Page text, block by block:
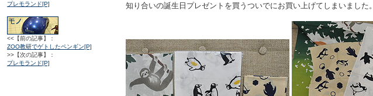
知り合いの誕生日プレゼントを買うついでにお買い上げてしまいました。
プレモランド[P]
<<【前の記事】：
ZOO教研でゲトしたペンギン[P]
>>【次の記事】：
プレモランド[P]